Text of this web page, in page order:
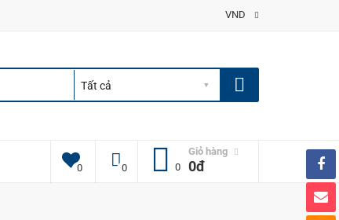
VND
0 0
Giỏ hàng
0
0đ